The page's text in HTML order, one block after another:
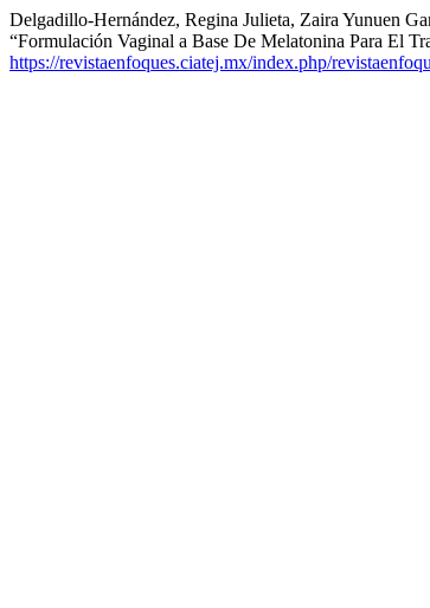
Delgadillo-Hernández, Regina Julieta, Zaira Yunuen
“Formulación Vaginal a Base De Melatonina Para El
https://revistaenfoques.ciatej.mx/index.php/